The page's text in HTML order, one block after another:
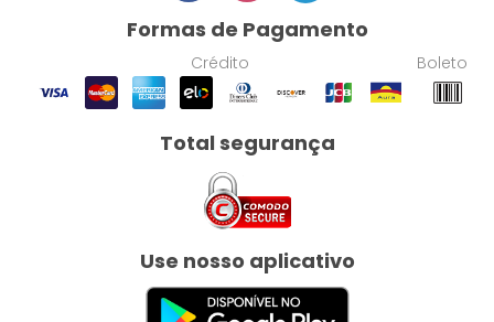
Formas de Pagamento
Crédito Boleto
Total segurança
Use nosso aplicativo